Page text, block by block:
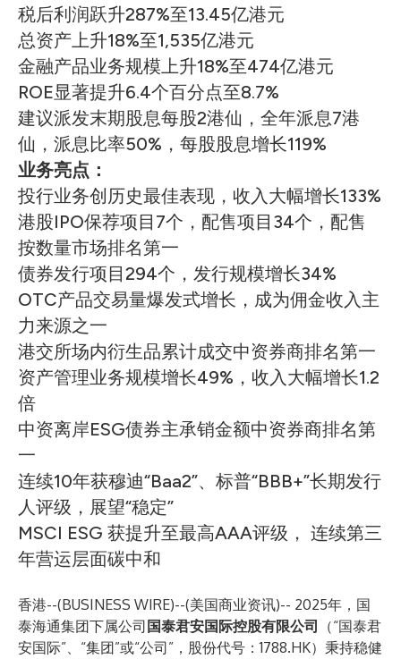
税后利润跃升287%至13.45亿港元
总资产上升18%至1,535亿港元
金融产品业务规模上升18%至474亿港元
ROE显著提升6.4个百分点至8.7%
建议派发末期股息每股2港仙，全年派息7港
仙，派息比率50%，每股股息增长119%
业务亮点：
投行业务创历史最佳表现，收入大幅增长133%
港股IPO保荐项目7个，配售项目34个，配售
按数量市场排名第一
债券发行项目294个，发行规模增长34%
OTC产品交易量爆发式增长，成为佣金收入主
力来源之一
港交所场内衍生品累计成交中资券商排名第一
资产管理业务规模增长49%，收入大幅增长1.2
倍
中资离岸ESG债券主承销金额中资券商排名第
一
连续10年获穆迪“Baa2”、标普“BBB+”长期发行
人评级，展望“稳定”
MSCI ESG 获提升至最高AAA评级， 连续第三
年营运层面碳中和
香港--(BUSINESS WIRE)--(美国商业资讯)-- 2025年，国
泰海通集团下属公司 国泰君安国际控股有限公司
（“国泰君
安国际”、“集团”或“公司”，股份代号：1788.HK）秉持稳健